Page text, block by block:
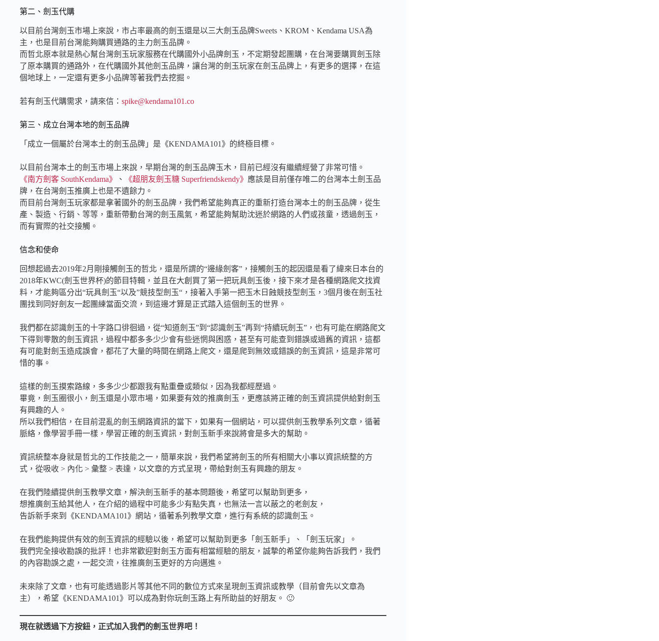
第二、劍玉代購
以目前台灣劍玉市場上來說，市占率最高的劍玉還是以三大劍玉品牌Sweets、KROM、Kendama USA為
主，也是目前台灣能夠購買通路的主力劍玉品牌。
而哲北原本就是熱心幫台灣劍玉玩家服務在代購國外小品牌劍玉，不定期發起團購，在台灣要購買劍玉除
了原本購買的通路外，在代購國外其他劍玉品牌，讓台灣的劍玉玩家在劍玉品牌上，有更多的選擇，在這
個地球上，一定還有更多小品牌等著我們去挖掘。
若有劍玉代購需求，請來信： spike@kendama101.co
第三、成立台灣本地的劍玉品牌
「成立一個屬於台灣本土的劍玉品牌」是《KENDAMA101》的終極目標。
以目前台灣本土的劍玉市場上來說，早期台灣的劍玉品牌玉木，目前已經沒有繼續經營了非常可惜。
《南方劍客 SouthKendama》
、 《超朋友劍玉糖 Superfriendskendy》 應該是目前僅存唯二的台灣本土劍玉品
牌，在台灣劍玉推廣上也是不遺餘力。
而目前台灣劍玉玩家都是拿著國外的劍玉品牌，我們希望能夠真正的重新打造台灣本土的劍玉品牌，從生
產、製造、行銷、等等，重新帶動台灣的劍玉風氣，希望能夠幫助沈迷於網路的人們或孩童，透過劍玉，
而有實際的社交接觸。
信念和使命
回想起過去2019年2月剛接觸劍玉的哲北，還是所謂的“邊緣劍客”，接觸劍玉的起因還是看了緯來日本台的
2018年KWC(劍玉世界杯)的節目特輯，並且在大創買了第一把玩具劍玉後，接下來才是各種網路爬文找資
料，才能夠區分出“玩具劍玉“以及”競技型劍玉“，接著入手第一把玉木日蝕競技型劍玉，3個月後在劍玉社
團找到同好劍友一起團練當面交流，到這邊才算是正式踏入這個劍玉的世界。
我們都在認識劍玉的十字路口徘徊過，從“知道劍玉”到“認識劍玉”再到“持續玩劍玉”，也有可能在網路爬文
下得到零散的劍玉資訊，過程中都多多少少會有些迷惘與困惑，甚至有可能查到錯誤或過舊的資訊，這都
有可能對劍玉造成誤會，都花了大量的時間在網路上爬文，還是爬到無效或錯誤的劍玉資訊，這是非常可
惜的事。
這樣的劍玉摸索路線，多多少少都跟我有點重疊或類似，因為我都經歷過。
畢竟，劍玉圈很小，劍玉還是小眾市場，如果要有效的推廣劍玉，更應該將正確的劍玉資訊提供給對劍玉
有興趣的人。
所以我們相信，在目前混亂的劍玉網路資訊的當下，如果有一個網站，可以提供劍玉教學系列文章，循著
脈絡，像學習手冊一樣，學習正確的劍玉資訊，對劍玉新手來說將會是多大的幫助。
資訊統整本身就是哲北的工作技能之一，簡單來說，我們希望將劍玉的所有相關大小事以資訊統整的方
式，從吸收 > 內化 > 彙整 > 表達，以文章的方式呈現，帶給對劍玉有興趣的朋友。
在我們陸續提供劍玉教學文章，解決劍玉新手的基本問題後，希望可以幫助到更多，
想推廣劍玉給其他人，在介紹的過程中可能多少有點失真，也無法一言以蔽之的老劍友，
告訴新手來到《KENDAMA101》網站，循著系列教學文章，進行有系統的認識劍玉。
在我們能夠提供有效的劍玉資訊的經驗以後，希望可以幫助到更多「劍玉新手」、「劍玉玩家」。
我們完全接收勘誤的批評！也非常歡迎對劍玉方面有相當經驗的朋友，誠摯的希望你能夠告訴我們，我們
的內容勘誤之處，一起交流，往推廣劍玉更好的方向邁進。
未來除了文章，也有可能透過影片等其他不同的數位方式來呈現劍玉資訊或教學（目前會先以文章為
主），希望《KENDAMA101》可以成為對你玩劍玉路上有所助益的好朋友。 🙂
現在就透過下方按鈕，正式加入我們的劍玉世界吧！